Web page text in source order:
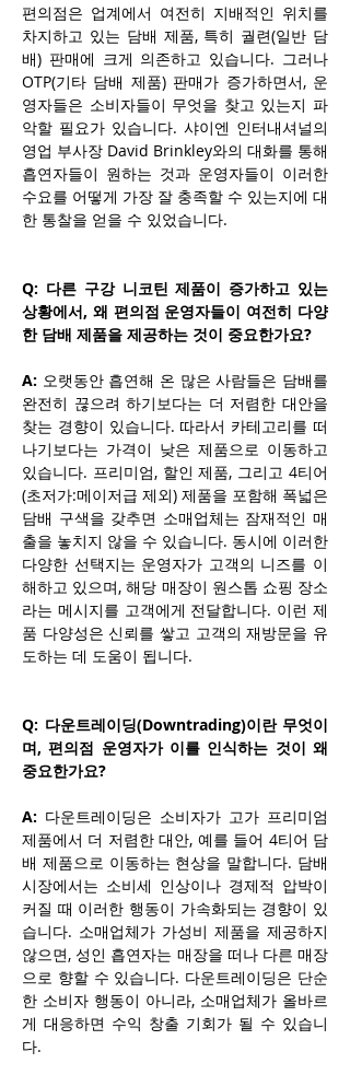
편의점은 업계에서 여전히 지배적인 위치를
차지하고 있는 담배 제품, 특히 궐련(일반 담
배) 판매에 크게 의존하고 있습니다. 그러나
OTP(기타 담배 제품) 판매가 증가하면서, 운
영자들은 소비자들이 무엇을 찾고 있는지 파
악할 필요가 있습니다. 샤이엔 인터내셔널의
영업 부사장 David Brinkley와의 대화를 통해
흡연자들이 원하는 것과 운영자들이 이러한
수요를 어떻게 가장 잘 충족할 수 있는지에 대
한 통찰을 얻을 수 있었습니다.
Q: 다른 구강 니코틴 제품이 증가하고 있는
상황에서, 왜 편의점 운영자들이 여전히 다양
한 담배 제품을 제공하는 것이 중요한가요?
A: 오랫동안 흡연해 온 많은 사람들은 담배를
완전히 끊으려 하기보다는 더 저렴한 대안을
찾는 경향이 있습니다. 따라서 카테고리를 떠
나기보다는 가격이 낮은 제품으로 이동하고
있습니다. 프리미엄, 할인 제품, 그리고 4티어
(초저가:메이저급 제외) 제품을 포함해 폭넓은
담배 구색을 갖추면 소매업체는 잠재적인 매
출을 놓치지 않을 수 있습니다. 동시에 이러한
다양한 선택지는 운영자가 고객의 니즈를 이
해하고 있으며, 해당 매장이 원스톱 쇼핑 장소
라는 메시지를 고객에게 전달합니다. 이런 제
품 다양성은 신뢰를 쌓고 고객의 재방문을 유
도하는 데 도움이 됩니다.
Q: 다운트레이딩(Downtrading)이란 무엇이
며, 편의점 운영자가 이를 인식하는 것이 왜
중요한가요?
A: 다운트레이딩은 소비자가 고가 프리미엄
제품에서 더 저렴한 대안, 예를 들어 4티어 담
배 제품으로 이동하는 현상을 말합니다. 담배
시장에서는 소비세 인상이나 경제적 압박이
커질 때 이러한 행동이 가속화되는 경향이 있
습니다. 소매업체가 가성비 제품을 제공하지
않으면, 성인 흡연자는 매장을 떠나 다른 매장
으로 향할 수 있습니다. 다운트레이딩은 단순
한 소비자 행동이 아니라, 소매업체가 올바르
게 대응하면 수익 창출 기회가 될 수 있습니
다.